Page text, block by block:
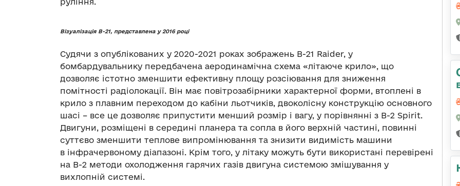
Візуалізація B-21, представлена у 2016 році
Судячи з опублікованих у 2020-2021 роках зображень B-21 Raider, у
бомбардувальнику передбачена аеродинамічна схема «літаюче крило», що
дозволяє істотно зменшити ефективну площу розсіювання для зниження
помітності радіолокації. Він має повітрозабірники характерної форми, втоплені в
крило з плавним переходом до кабіни льотчиків, двоколісну конструкцію основного
шасі – все це дозволяє припустити менший розмір і вагу, у порівнянні з B-2 Spirit.
Двигуни, розміщені в середині планера та сопла в його верхній частині, повинні
суттєво зменшити теплове випромінювання та знизити видимість машини
в інфрачервоному діапазоні. Крім того, у літаку можуть бути використані перевірені
на B-2 методи охолодження гарячих газів двигуна системою змішування у
вихлопній системі.